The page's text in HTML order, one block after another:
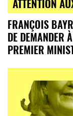
FRANÇOIS
DE DEMANDER
PREMIER